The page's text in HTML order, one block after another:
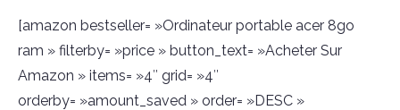
[amazon bestseller= »Ordinateur portable acer 8go
ram » filterby= »price » button_text= »Acheter Sur
Amazon » items= »4″ grid= »4″
orderby= »amount_saved » order= »DESC »